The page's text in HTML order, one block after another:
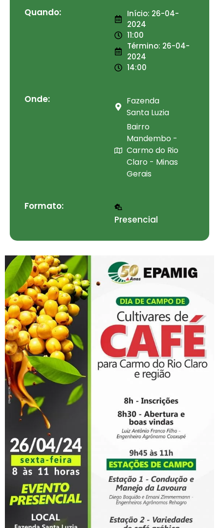
Quando:
Início: 26-04-
2024
11:00
Término: 26-04-
2024
14:00
Onde:
Fazenda
Santa Luzia
Bairro
Mandembo -
Carmo do Rio
Claro - Minas
Gerais
Formato:
Presencial